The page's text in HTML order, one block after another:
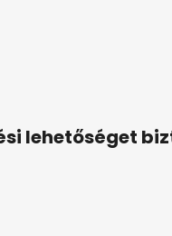
lehetőséget